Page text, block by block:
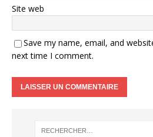
Site web
Save my name, email, and
next time I comment.